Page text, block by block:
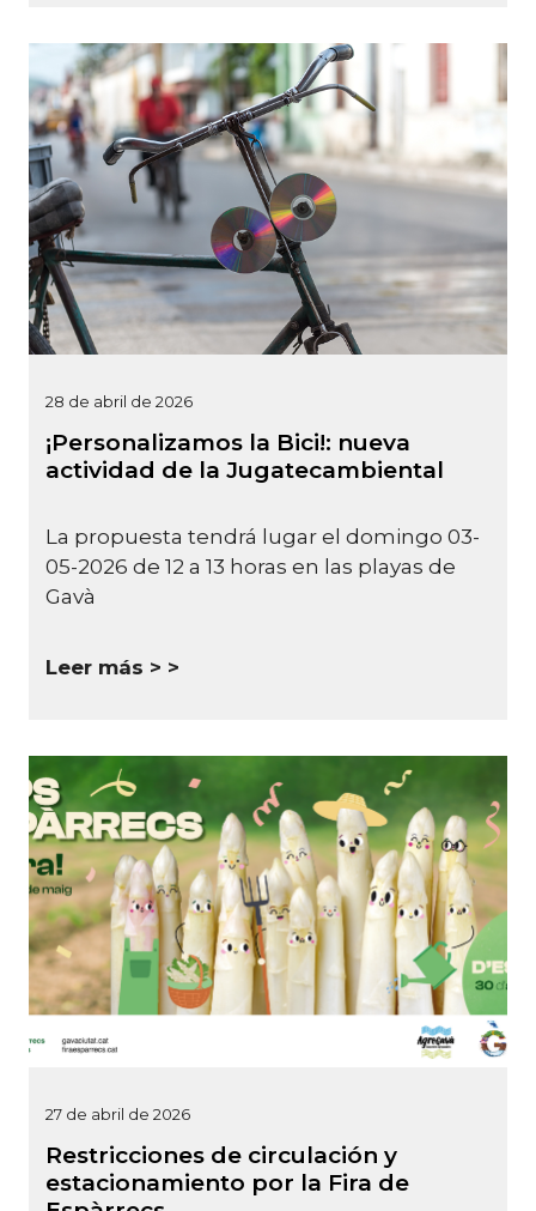
28 de abril de 2026
¡Personalizamos la Bici!: nueva
actividad de la Jugatecambiental
La propuesta tendrá lugar el domingo 03-
05-2026 de 12 a 13 horas en las playas de
Gavà
Leer más >
27 de abril de 2026
Restricciones de circulación y
estacionamiento por la Fira de